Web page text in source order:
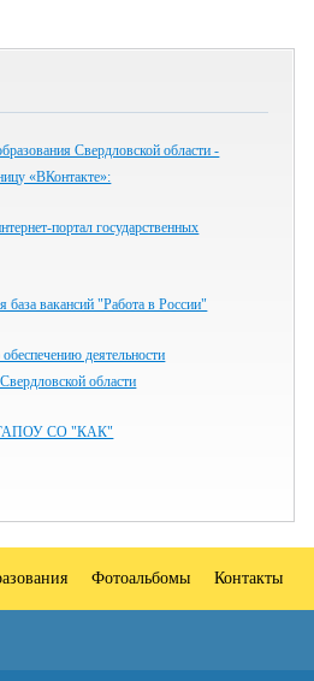
Свердловской области -
«ВКонтакте»:
портал государственных
база вакансий "Работа в России"
деятельности
области
СО "КАК"
Фотоальбомы Контакты